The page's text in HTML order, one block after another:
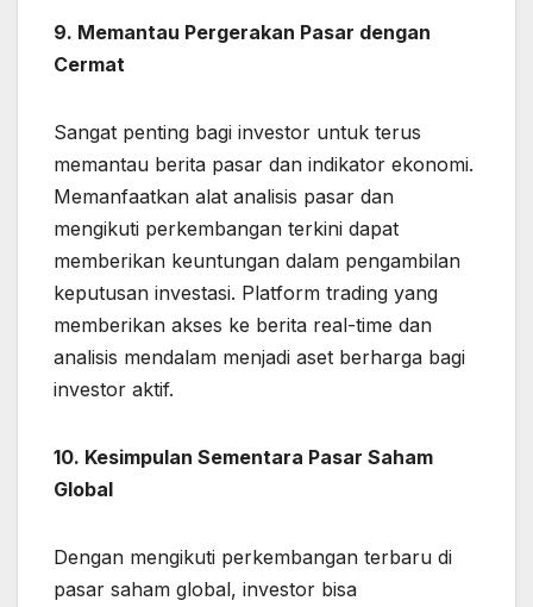
9. Memantau Pergerakan Pasar dengan
Cermat
Sangat penting bagi investor untuk terus
memantau berita pasar dan indikator ekonomi.
Memanfaatkan alat analisis pasar dan
mengikuti perkembangan terkini dapat
memberikan keuntungan dalam pengambilan
keputusan investasi. Platform trading yang
memberikan akses ke berita real-time dan
analisis mendalam menjadi aset berharga bagi
investor aktif.
10. Kesimpulan Sementara Pasar Saham
Global
Dengan mengikuti perkembangan terbaru di
pasar saham global, investor bisa